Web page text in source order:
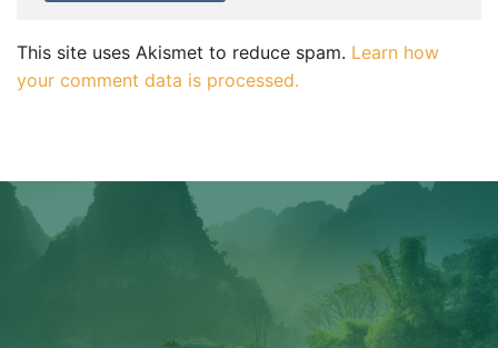
This site uses Akismet to reduce spam. Learn how
your comment data is processed.